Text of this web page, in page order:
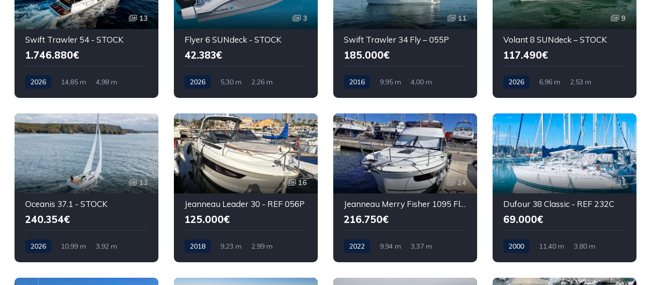
13
Swift Trawler 54 - STOCK
1.746.880€
2026 14,85 m 4,98 m
3
Flyer 6 SUNdeck - STOCK
42.383€
2026 5,30 m 2,26 m
11
Swift Trawler 34 Fly – 055P
185.000€
2016 9,95 m 4,00 m
9
Volant 8 SUNdeck – STOCK
117.490€
2026 6,96 m 2,53 m
13
Oceanis 37.1 - STOCK
240.354€
2026 10,99 m 3,92 m
16
Jeanneau Leader 30 - REF 056P
125.000€
2018 9,23 m 2,99 m
24
Jeanneau Merry Fisher 1095 Fly - REF 054S
216.750€
2022 9,94 m 3,37 m
31
Dufour 38 Classic - REF 232C
69.000€
2000 11,40 m 3,80 m